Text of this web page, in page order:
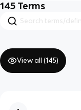
145 Terms
View all (145)